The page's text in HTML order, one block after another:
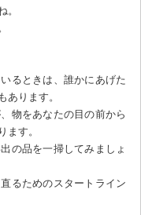
。
るときは、誰かにあげた
あります。
物をあなたの目の前から
ます。
の品を一掃してみましょ
るためのスタートライン